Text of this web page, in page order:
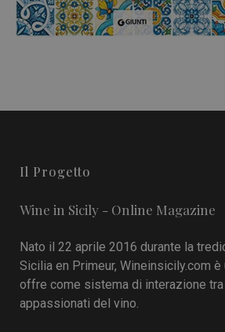
Il Progetto
Wine in Sicily - Online Magazine
Nato il 22 aprile 2016 durante la
Sicilia en Primeur, Wineinsicily.com
offre come sistema di interazione
appassionati del vino.